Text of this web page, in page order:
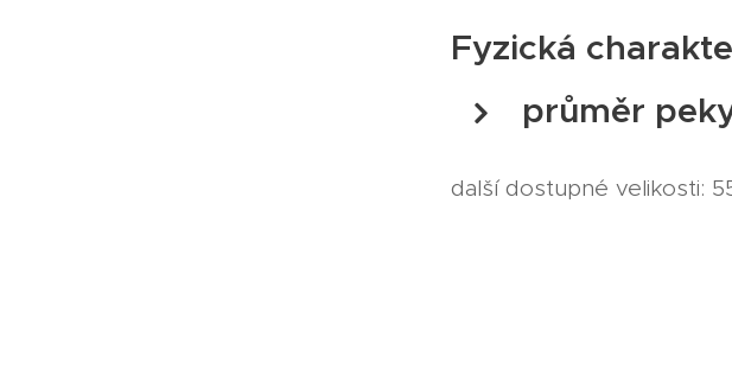
Fyzická
průměr
další dostupné velikosti: